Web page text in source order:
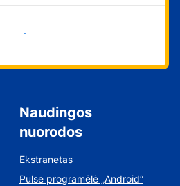
Pradėti
Naudingos
nuorodos
Ekstranetas
Pulse programėlė „Android“